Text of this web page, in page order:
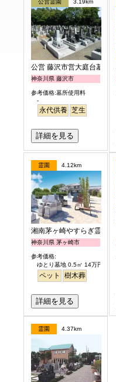
公営霊園 3.19km
公営 藤沢市営大庭台墓園
神奈川県 藤沢市
参考価格:墓所使用料
-
永代供養 芝生
詳細を見る
霊園 4.12km
湘南茅ヶ崎やすらぎ霊園
神奈川県 茅ヶ崎市
参考価格:
ゆとり墓地 0.5㎡ 14万円より
ペット 樹木葬
詳細を見る
霊園 4.37km